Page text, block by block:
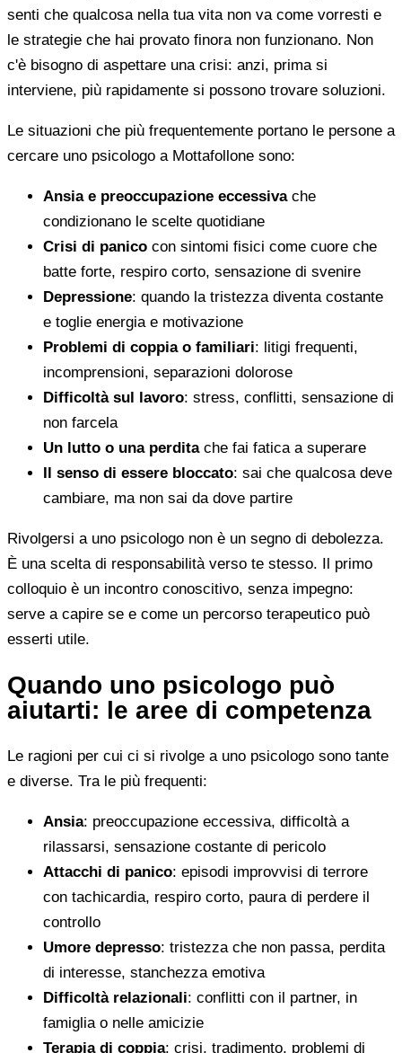
senti che qualcosa nella tua vita non va come vorresti e
le strategie che hai provato finora non funzionano. Non
c'è bisogno di aspettare una crisi: anzi, prima si
interviene, più rapidamente si possono trovare soluzioni.
Le situazioni che più frequentemente portano le persone a
cercare uno psicologo a Mottafollone sono:
Ansia e preoccupazione eccessivache
condizionano le scelte quotidiane
Crisi di panico con sintomi fisici come cuore che
batte forte, respiro corto, sensazione di svenire
Depressione: quando la tristezza diventa costante
e toglie energia e motivazione
Problemi di coppia o familiari: litigi frequenti,
incomprensioni, separazioni dolorose
Difficoltà sul lavoro: stress, conflitti, sensazione di
non farcela
Un lutto o una perditache fai fatica a superare
Il senso di essere bloccato: sai che qualcosa deve
cambiare, ma non sai da dove partire
Rivolgersi a uno psicologo non è un segno di debolezza.
È una scelta di responsabilità verso te stesso. Il primo
colloquio è un incontro conoscitivo, senza impegno:
serve a capire se e come un percorso terapeutico può
esserti utile.
Quando uno psicologo può
aiutarti: le aree di competenza
Le ragioni per cui ci si rivolge a uno psicologo sono tante
e diverse. Tra le più frequenti:
Ansia: preoccupazione eccessiva, difficoltà a
rilassarsi, sensazione costante di pericolo
Attacchi di panico: episodi improvvisi di terrore
con tachicardia, respiro corto, paura di perdere il
controllo
Umore depresso: tristezza che non passa, perdita
di interesse, stanchezza emotiva
Difficoltà relazionali: conflitti con il partner, in
famiglia o nelle amicizie
Terapia di coppia: crisi, tradimento, problemi di